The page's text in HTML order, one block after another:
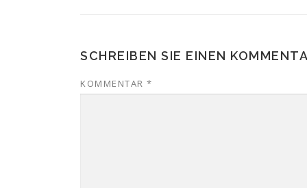
SCHREIBEN SIE EINEN
KOMMENTAR *